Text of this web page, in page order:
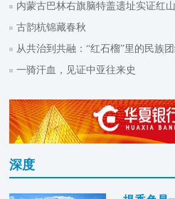
内蒙古巴林右旗脑特盖遗址实证红
古韵杭锦藏春秋
从共治到共融：“红石榴”里的民族
一骑汗血，见证中亚往来史
深度